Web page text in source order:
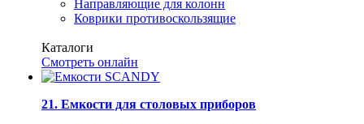
Направляющие для колонн
Коврики противоскользящие
Каталоги
Смотреть онлайн
21. Емкости для столовых приборов